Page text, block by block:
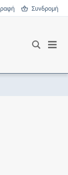
Συνδρομή